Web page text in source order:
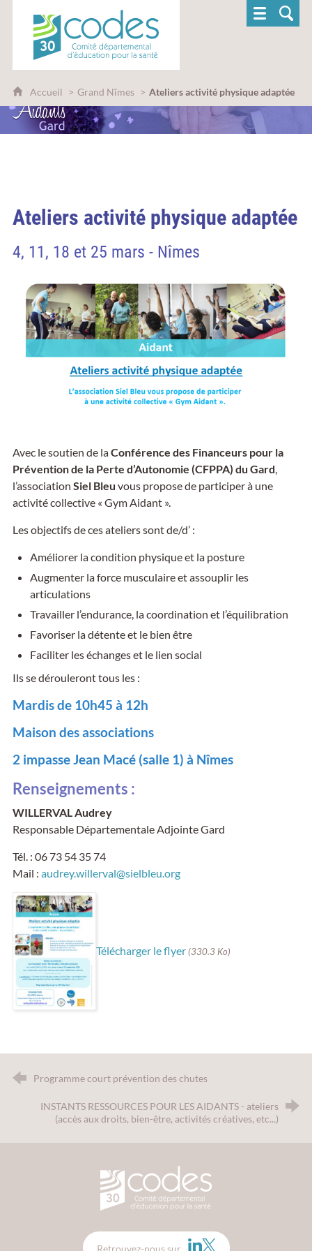
CoDES 30 - Comité départemental
Accueil Grand Nîmes Ateliers activité physique adaptée
Ateliers activité physique adaptée
4, 11, 18 et 25 mars - Nîmes
Avec le soutien de laConférence des Financeurs pour la
Prévention de la Perte d’Autonomie (CFPPA) du Gard,
l’association Siel Bleu vous propose de participer à une
activité collective « Gym Aidant ».
Les objectifs de ces ateliers sont de/d’ :
Améliorer la condition physique et la posture
Augmenter la force musculaire et assouplir les
articulations
Travailler l’endurance, la coordination et l’équilibration
Favoriser la détente et le bien être
Faciliter les échanges et le lien social
Ils se dérouleront tous les :
Mardis de 10h45 à 12h
Maison des associations
2 impasse Jean Macé (salle 1) à Nîmes
Renseignements :
WILLERVAL Audrey
Responsable Départementale Adjointe Gard
Tél. : 06 73 54 35 74
Mail : audrey.willerval@sielbleu.org
Télécharger le flyer(330.3 Ko)
Programme court prévention des chutes
INSTANTS RESSOURCES POUR LES AIDANTS - ateliers
(accès aux droits, bien-être, activités créatives, etc...)
CODES 30 - Comité
Retrouvez-nous sur… LinkedIn
Twitter